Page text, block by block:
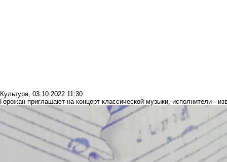
Культура, 03.10.2022 11:30
Горожан приглашают на концерт классической музыки, исполнители -